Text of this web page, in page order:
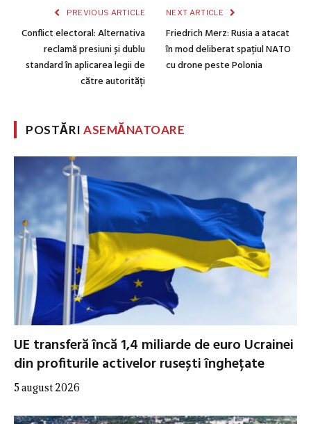
PREVIOUS ARTICLE
Conflict electoral: Alternativa
reclamă presiuni și dublu
standard în aplicarea legii de
către autorități
NEXT ARTICLE
Friedrich Merz: Rusia a atacat
în mod deliberat spațiul NATO
cu drone peste Polonia
POSTĂRIASEMĂNATOARE
UE transferă încă 1,4 miliarde de euro Ucrainei
din profiturile activelor rusești înghețate
5 august 2026